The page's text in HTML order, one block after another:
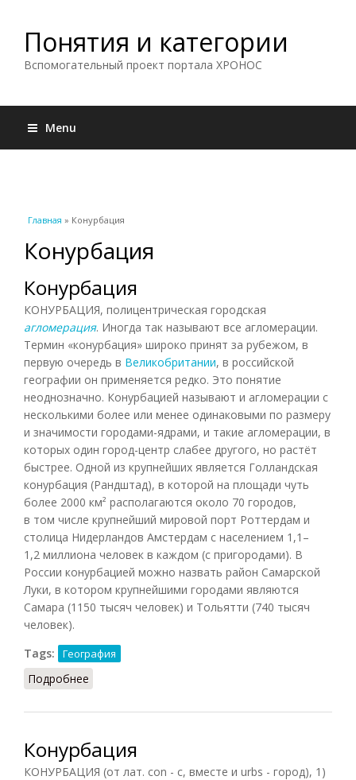
Понятия и категории
Вспомогательный проект портала ХРОНОС
Menu
Вы здесь
Главная » Конурбация
Конурбация
Конурбация
КОНУРБАЦИЯ, полицентрическая городская
агломерация. Иногда так называют все агломерации.
Термин «конурбация» широко принят за рубежом, в
первую очередь в Великобритании, в российской
географии он применяется редко. Это понятие
неоднозначно. Конурбацией называют и агломерации с
несколькими более или менее одинаковыми по размеру
и значимости городами-ядрами, и такие агломерации, в
которых один город-центр слабее другого, но растёт
быстрее. Одной из крупнейших является Голландская
конурбация (Рандштад), в которой на площади чуть
более 2000 км² располагаются около 70 городов,
в том числе крупнейший мировой порт Роттердам и
столица Нидерландов Амстердам с населением 1,1–
1,2 миллиона человек в каждом (с пригородами). В
России конурбацией можно назвать район Самарской
Луки, в котором крупнейшими городами являются
Самара (1150 тысяч человек) и Тольятти (740 тысяч
человек).
Tags:
География
Подробнее
Конурбация
КОНУРБАЦИЯ (от лат. con - с, вместе и urbs - город), 1)